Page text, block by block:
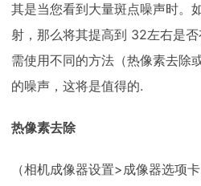
其是当您看到大量斑点噪声时。
射，那么将其提高到 32左右是
需使用不同的方法（热像素去除
的噪声，这将是值得的.
热像素去除
（相机成像器设置>成像器选项卡